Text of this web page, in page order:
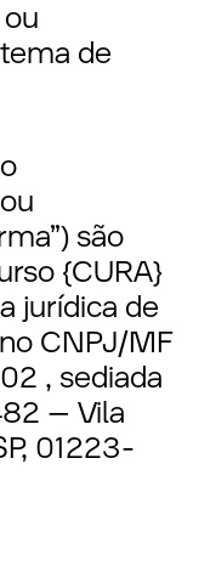
de
são
{CURA}
jurídica de
CNPJ/MF
, sediada
– Vila
01223-